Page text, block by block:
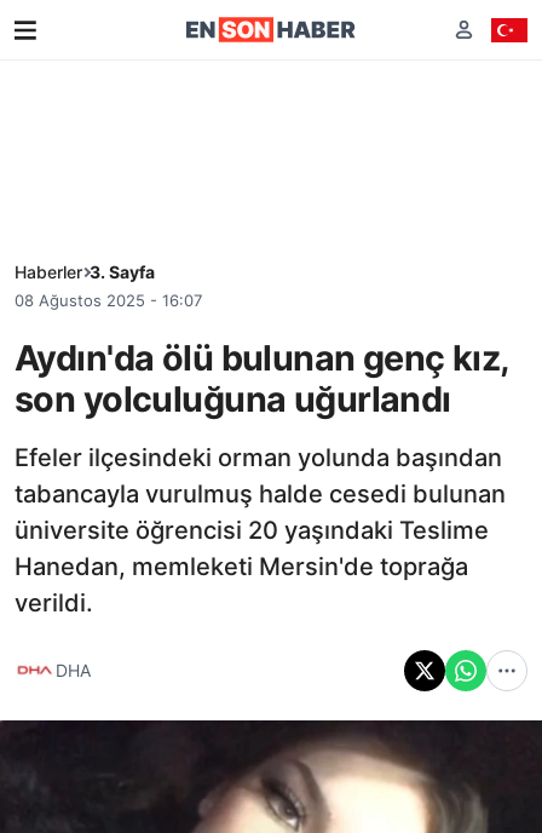
Haberler 3. Sayfa
08 Ağustos 2025 - 16:07
Aydın'da ölü bulunan genç kız,
son yolculuğuna uğurlandı
Efeler ilçesindeki orman yolunda başından
tabancayla vurulmuş halde cesedi bulunan
üniversite öğrencisi 20 yaşındaki Teslime
Hanedan, memleketi Mersin'de toprağa
verildi.
DHA